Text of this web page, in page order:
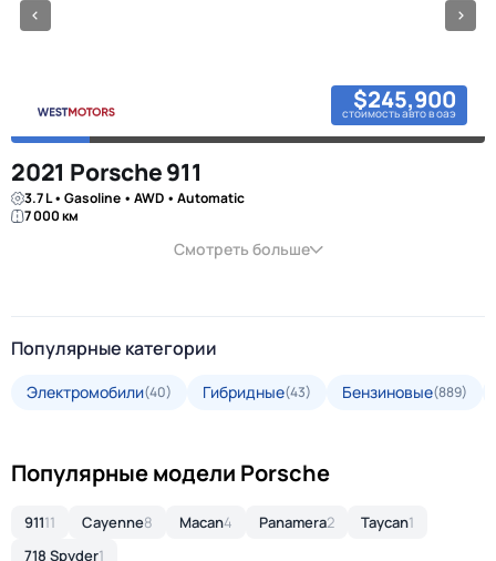
$245,900
стоимость авто в оаэ
2021 Porsche 911
3.7 L • Gasoline • AWD • Automatic
7 000 км
Смотреть больше
Популярные категории
Электромобили(40) Гибридные(43) Бензиновые(889)
Популярные модели Porsche
91111 Cayenne8 Macan4 Panamera2 Taycan1
718 Spyder1